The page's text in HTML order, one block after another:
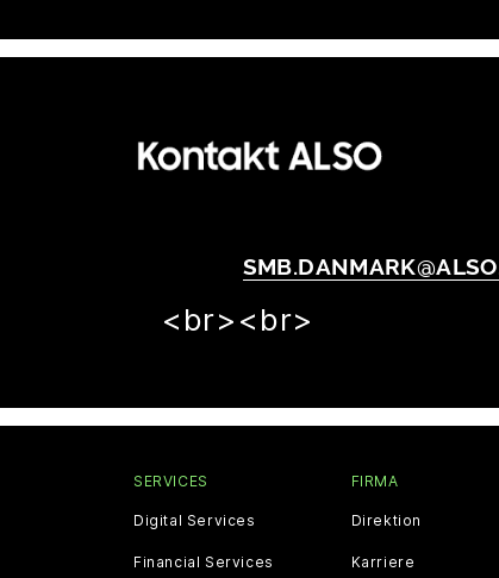
<br><br>
SERVICES
Digital Services
Financial Services
FIRMA
Direktion
Karriere